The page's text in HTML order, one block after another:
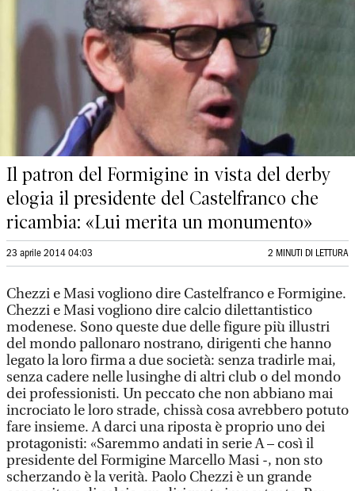
Il patron del Formigine in vista del derby
elogia il presidente del Castelfranco che
ricambia: «Lui merita un monumento»
23 aprile 2014 04:03 2 MINUTI DI LETTURA
Chezzi e Masi vogliono dire Castelfranco e Formigine.
Chezzi e Masi vogliono dire calcio dilettantistico
modenese. Sono queste due delle figure più illustri
del mondo pallonaro nostrano, dirigenti che hanno
legato la loro firma a due società: senza tradirle mai,
senza cadere nelle lusinghe di altri club o del mondo
dei professionisti. Un peccato che non abbiano mai
incrociato le loro strade, chissà cosa avrebbero potuto
fare insieme. A darci una riposta è proprio uno dei
protagonisti: «Saremmo andati in serie A – così il
presidente del Formigine Marcello Masi -, non sto
scherzando è la verità. Paolo Chezzi è un grande